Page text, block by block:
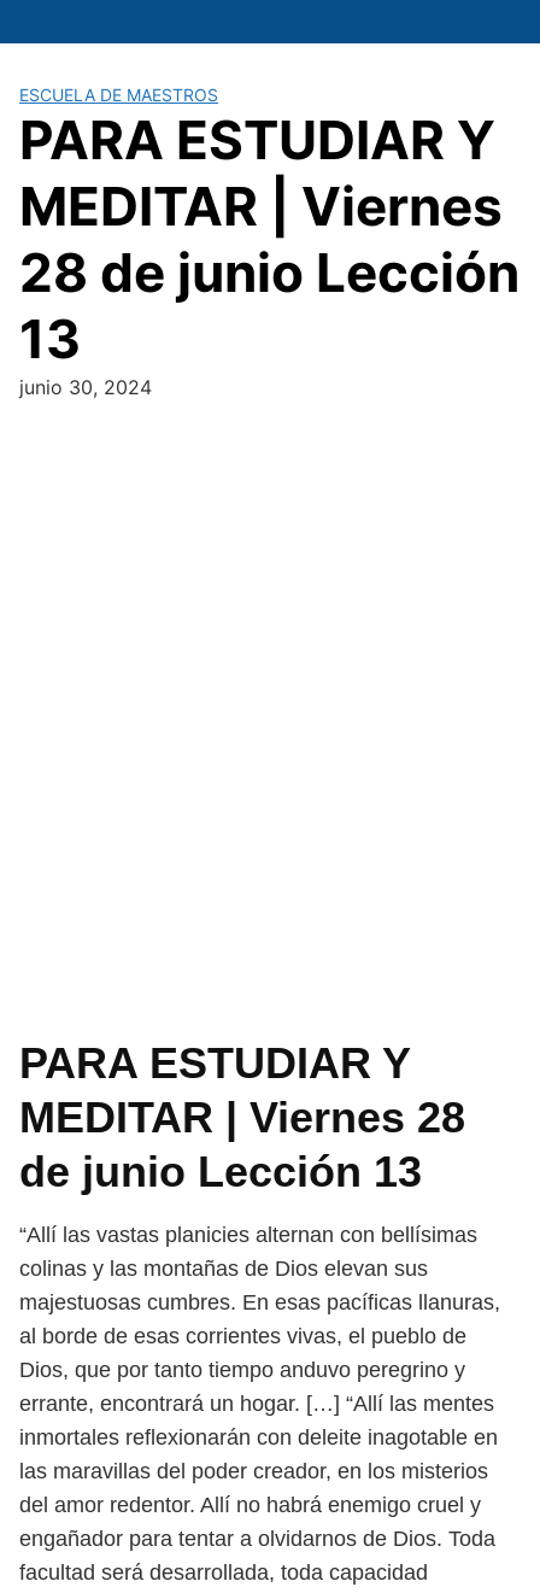
al
ESCUELA DE MAESTROS
PARA ESTUDIAR Y
MEDITAR | Viernes
28 de junio Lección
13
junio 30, 2024
PARA ESTUDIAR Y
MEDITAR | Viernes 28
de junio Lección 13
“Allí las vastas planicies alternan con bellísimas
colinas y las montañas de Dios elevan sus
majestuosas cumbres. En esas pacíficas llanuras,
al borde de esas corrientes vivas, el pueblo de
Dios, que por tanto tiempo anduvo peregrino y
errante, encontrará un hogar. […] “Allí las mentes
inmortales reflexionarán con deleite inagotable en
las maravillas del poder creador, en los misterios
del amor redentor. Allí no habrá enemigo cruel y
engañador para tentar a olvidarnos de Dios. Toda
facultad será desarrollada, toda capacidad